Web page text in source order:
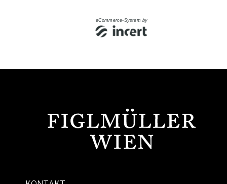
eCommerce-System by